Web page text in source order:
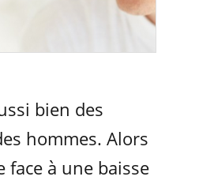
bien des
hommes. Alors
face à une baisse